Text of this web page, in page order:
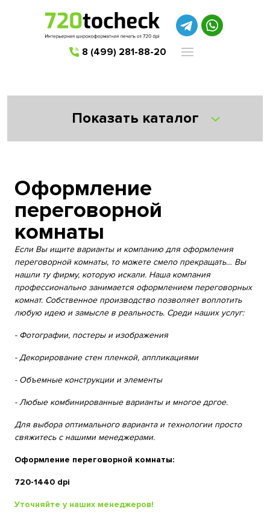
8 (499) 281-88-20
Показать каталог
Оформление
переговорной
комнаты
Если Вы ищите варианты и компанию для оформления
переговорной комнаты, то можете смело прекращать… Вы
нашли ту фирму, которую искали. Наша компания
профессионально занимается оформлением переговорных
комнат. Собственное производство позволяет воплотить
любую идею и замысле в реальность. Среди наших услуг:
- Фотографии, постеры и изображения
- Декорирование стен пленкой, аппликациями
- Объемные конструкции и элементы
- Любые комбинированные варианты и многое дргое.
Для выбора оптимального варианта и технологии просто
свяжитесь с нашими менеджерами.
Оформление переговорной комнаты:
720-1440 dpi
Уточняйте у наших менеджеров!